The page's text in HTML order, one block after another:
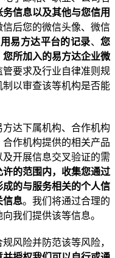
信息以及其他与您信用
后您的微信头像、微信
易方达平台的记录、您
所加入的易方达企业微
管要求及行业自律准则规
以审查该等机构是否能
达下属机构、合作机构
作机构提供的相关产品
开展信息交叉验证的需
的范围内，收集您通过
的与服务相关的个人信
信息。我们将通过合理的
我们提供该等信息。
风险并防范该等风险，